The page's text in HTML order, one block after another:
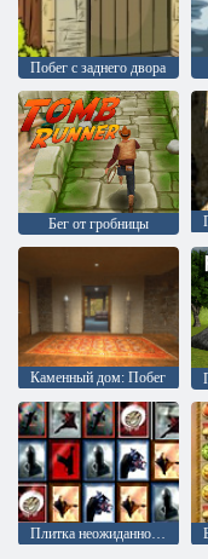
Побег с заднего двора
Бег от гробницы
Каменный дом: Побег
Плитка неожиданностей